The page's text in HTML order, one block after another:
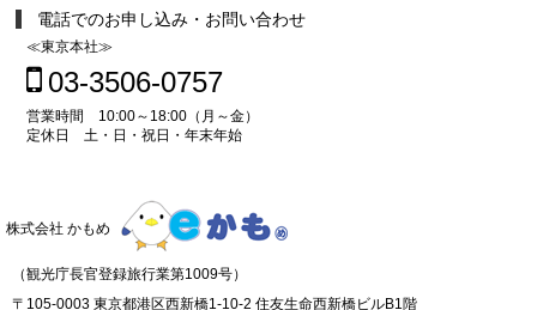
電話でのお申し込み・お問い合わせ
≪東京本社≫
03-3506-0757
営業時間 10:00～18:00（月～金）
定休日 土・日・祝日・年末年始
株式会社 かもめ
（観光庁長官登録旅行業第1009号）
〒105-0003 東京都港区西新橋1-10-2 住友生命西新橋ビルB1階